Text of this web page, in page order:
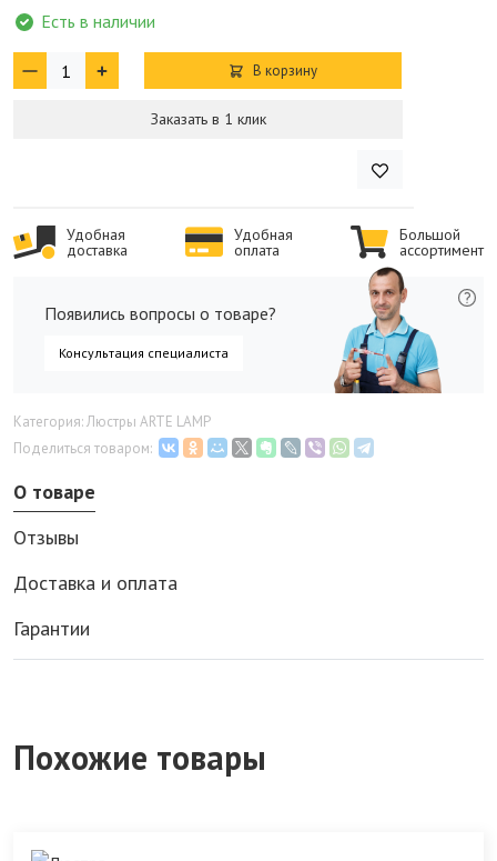
Есть в наличии
В корзину
Заказать в 1 клик
Удобная
доставка
Удобная
оплата
Большой
ассортимент
Появились вопросы о товаре?
Консультация специалиста
Категория: Люстры ARTE LAMP
Поделиться товаром:
О товаре
Отзывы
Доставка и оплата
Гарантии
Похожие товары